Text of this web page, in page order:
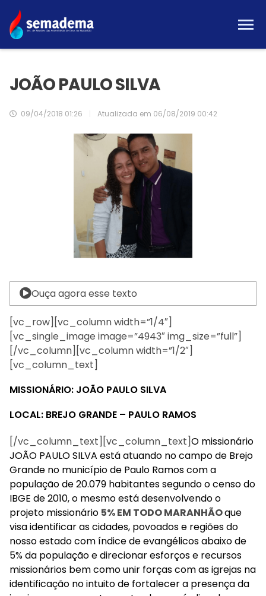
JOÃO PAULO SILVA
09/04/2018 01:26 Atualizada em 06/08/2019 00:42
Ouça agora esse texto
[vc_row][vc_column width=”1/4″]
[vc_single_image image=”4943″ img_size=”full”]
[/vc_column][vc_column width=”1/2″]
[vc_column_text]
MISSIONÁRIO: JOÃO PAULO SILVA
LOCAL: BREJO GRANDE – PAULO RAMOS
[/vc_column_text][vc_column_text]O missionário
JOÃO PAULO SILVA está atuando no campo de Brejo
Grande no município de Paulo Ramos com a
população de 20.079 habitantes segundo o censo do
IBGE de 2010, o mesmo está desenvolvendo o
projeto missionário 5% EM TODO MARANHÃOque
visa identificar as cidades, povoados e regiões do
nosso estado com índice de evangélicos abaixo de
5% da população e direcionar esforços e recursos
missionários bem como unir forças com as igrejas na
identificação no intuito de fortalecer a presença da